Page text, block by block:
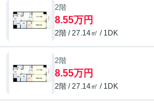
2階
8.55万円
2階 / 27.14㎡ / 1DK
2階
8.55万円
2階 / 27.14㎡ / 1DK